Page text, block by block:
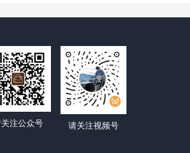
注公众号 请关注视频号